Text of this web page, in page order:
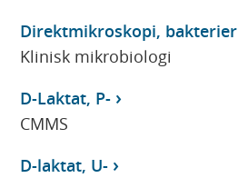
Direktmikroskopi, bakterier
Klinisk mikrobiologi
D-Laktat, P-
CMMS
D-laktat, U-